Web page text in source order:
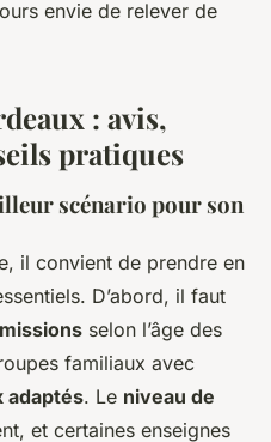
envie de relever de
: avis,
pratiques
scénario pour son
il convient de prendre en
D’abord, il faut
selon l’âge des
familiaux avec
adaptés. Le niveau de
et certaines enseignes